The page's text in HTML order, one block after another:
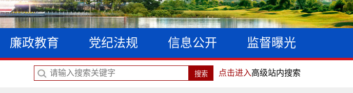
廉政教育 党纪法规 信息公开 监督曝光
点击进入高级站内搜索